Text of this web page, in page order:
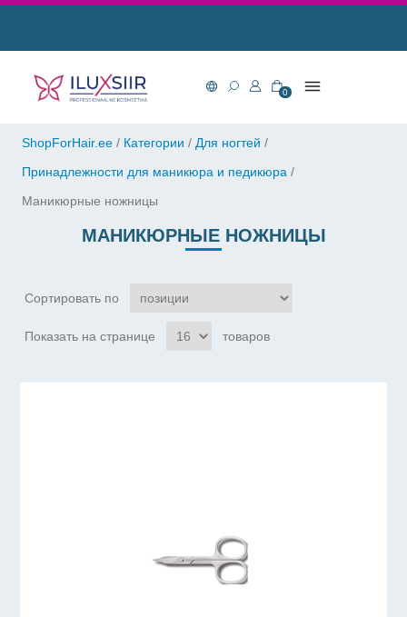
0
ShopForHair.ee / Категории / Для ногтей /
Принадлежности для маникюра и педикюра /
Маникюрные ножницы
МАНИКЮРНЫЕ НОЖНИЦЫ
Сортировать по
Показать на странице товаров